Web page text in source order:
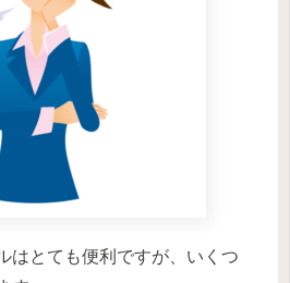
はとても便利ですが、いくつ